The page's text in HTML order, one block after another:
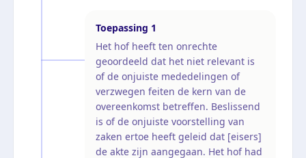
Toepassing 1
Het hof heeft ten onrechte
geoordeeld dat het niet relevant is
of de onjuiste mededelingen of
verzwegen feiten de kern van de
overeenkomst betreffen. Beslissend
is of de onjuiste voorstelling van
zaken ertoe heeft geleid dat [eisers]
de akte zijn aangegaan. Het hof had